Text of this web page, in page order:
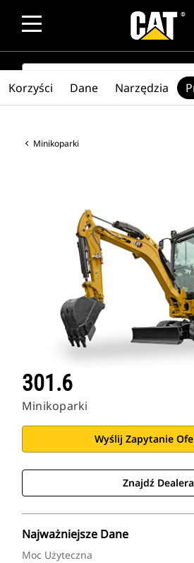
SEARCH
Minikoparki
301.6
Minikoparki
Wyślij Zapytanie
Znajdź Dealera
Najważniejsze Dane
Moc Użyteczna
Korzyści Dane Narzędzia